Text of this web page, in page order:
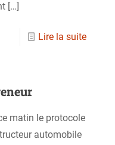
[…]
Lire la suite
matin le protocole
automobile